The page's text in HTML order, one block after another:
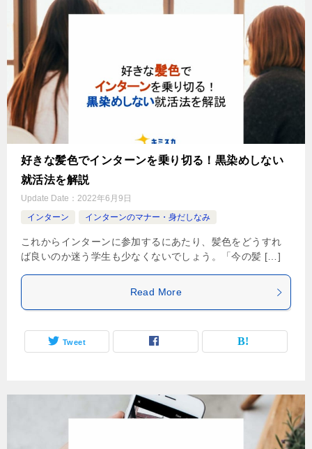
好きな髪色でインターンを乗り切る！黒染めしない
就活法を解説
Update Date： 2022年6月9日
インターン
インターンのマナー・身だしなみ
これからインターンに参加するにあたり、髪色をどうすれ
ば良いのか迷う学生も少なくないでしょう。「今の髪 […]
Read More
Tweet